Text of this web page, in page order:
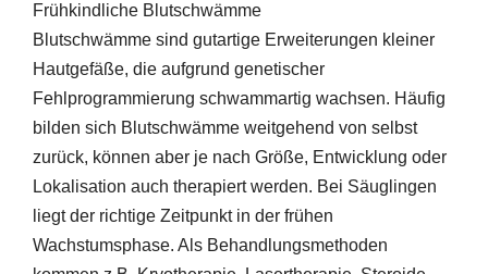
Frühkindliche Blutschwämme
Blutschwämme sind gutartige Erweiterungen kleiner
Hautgefäße, die aufgrund genetischer
Fehlprogrammierung schwammartig wachsen. Häufig
bilden sich Blutschwämme weitgehend von selbst
zurück, können aber je nach Größe, Entwicklung oder
Lokalisation auch therapiert werden. Bei Säuglingen
liegt der richtige Zeitpunkt in der frühen
Wachstumsphase. Als Behandlungsmethoden